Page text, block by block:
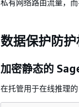
私有网络路由流量，
数据保护防护
加密静态的
在托管用于在线推理